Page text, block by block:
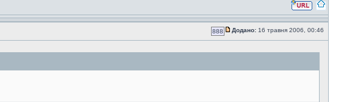
888 Додано: 16 травня 2006, 00:46